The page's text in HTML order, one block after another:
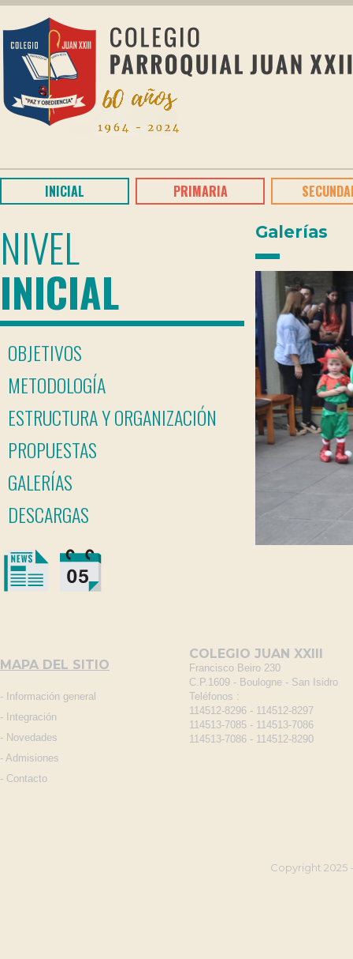
INICIAL PRIMARIA
NIVEL
INICIAL
OBJETIVOS
METODOLOGÍA
ESTRUCTURA Y ORGANIZACIÓN
PROPUESTAS
GALERÍAS
DESCARGAS
Galerías
MAPA DEL SITIO
- Información general
- Integración
- Novedades
- Admisiones
- Contacto
COLEGIO JUAN XXIII
Francisco Beiro 230
C.P.1609 - Boulogne - San Isidro
Teléfonos :
114512-8296 - 114512-8297
114513-7085 - 114513-7086
114513-7086 - 114512-8290
Copyright 2025